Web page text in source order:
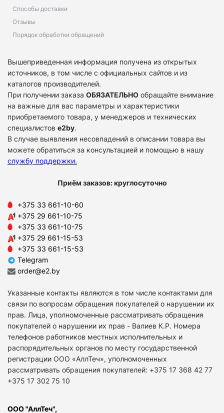
Способы доставки
Отзывы
Порядок обработки обращений
Вышеприведенная информация получена из открытых
источников, в том числе с официальных сайтов и из
каталогов производителей.
При получении заказа ОБЯЗАТЕЛЬНО обращайте внимание
на важные для вас параметры и характеристики
приобретаемого товара, у менеджеров и технических
специалистов e2by.
В случае выявления несовпадений в описании товара вы
можете обратиться за консультацией и помощью в нашу
службу поддержки.
Приём заказов: круглосуточно
+375 33 661-10-60
+375 29 661-10-75
+375 33 661-10-75
+375 29 661-15-53
+375 33 661-15-53
Telegram
order@e2.by
Указанные контакты являются в том числе контактами для
связи по вопросам обращения покупателей о нарушении их
прав. Лица, уполномоченные рассматривать обращения
покупателей о нарушении их прав - Валиев К.Р. Номера
телефонов работников местных исполнительных и
распорядительных органов по месту государственной
регистрации ООО «АллТеч», уполномоченных
рассматривать обращения покупателей: +375 17 368 42 77
+375 17 302 75 10
ООО "АллТеч",